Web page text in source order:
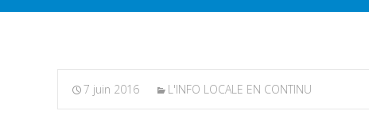
7 juin 2016 L'INFO LOCALE EN CONTINU